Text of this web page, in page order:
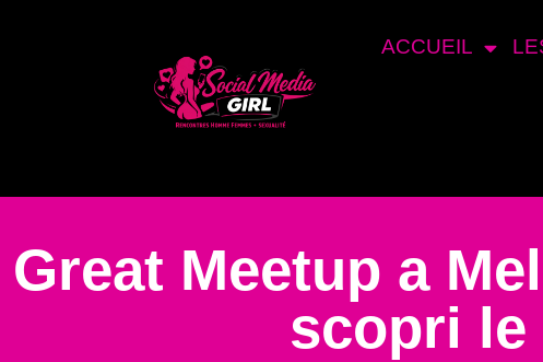
ACCUEIL
Great Meetup a
scopri